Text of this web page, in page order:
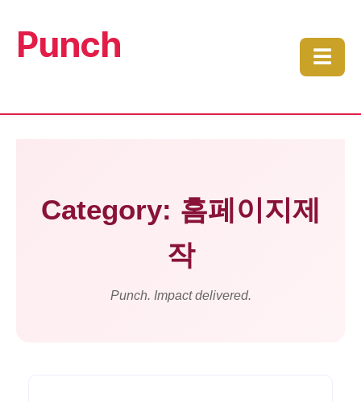
Punch ☰
Category: 홈페이지제
작
Punch. Impact delivered.